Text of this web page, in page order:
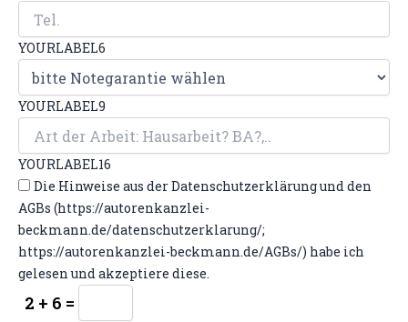
YOURLABEL6
YOURLABEL9
YOURLABEL16
Die Hinweise aus der Datenschutzerklärung und den
AGBs (https://autorenkanzlei-
beckmann.de/datenschutzerklarung/;
https://autorenkanzlei-beckmann.de/AGBs/) habe ich
gelesen und akzeptiere diese.
2 + 6 =